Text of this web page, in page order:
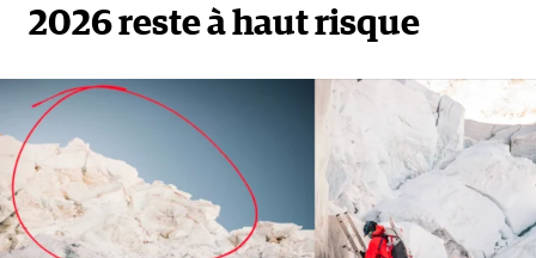
2026 reste à haut risque